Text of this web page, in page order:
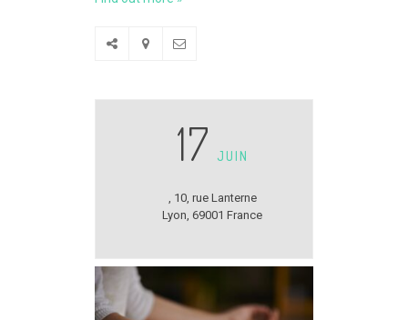
17 JUIN
, 10, rue Lanterne
Lyon, 69001 France